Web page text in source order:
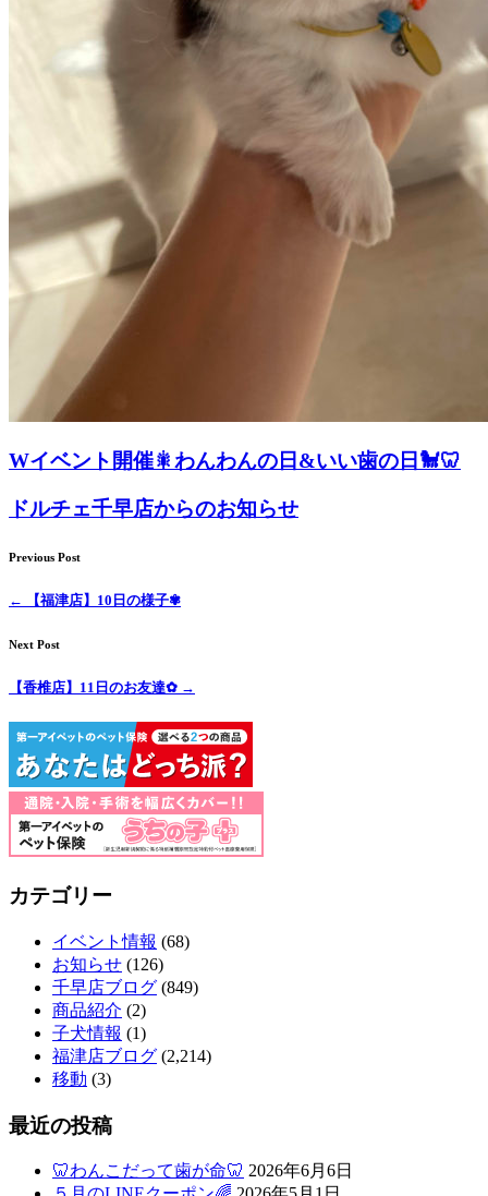
Wイベント開催🎇わんわんの日&いい歯の日🐩🦷
ドルチェ千早店からのお知らせ
Previous Post
← 【福津店】10日の様子✾
Next Post
【香椎店】11日のお友達✿ →
カテゴリー
イベント情報 (68)
お知らせ (126)
千早店ブログ (849)
商品紹介 (2)
子犬情報 (1)
福津店ブログ (2,214)
移動 (3)
最近の投稿
🦷わんこだって歯が命🦷 2026年6月6日